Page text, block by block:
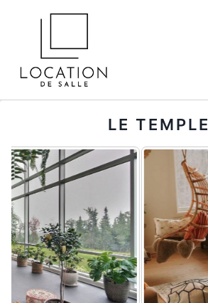
LE TEMPLE